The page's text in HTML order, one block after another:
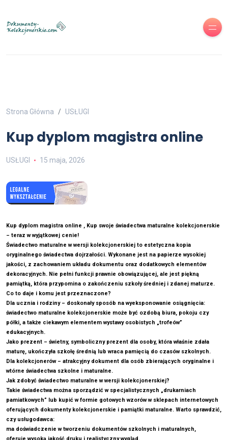
Strona Główna USŁUGI
Kup dyplom magistra online
USŁUGI 15 maja, 2026
Kup dyplom magistra online , Kup swoje świadectwa maturalne kolekcjonerskie
– teraz w wyjątkowej cenie!
Świadectwo maturalne w wersji kolekcjonerskiej to estetyczna kopia
oryginalnego świadectwa dojrzałości. Wykonane jest na papierze wysokiej
jakości, z zachowaniem układu dokumentu oraz dodatkowych elementów
dekoracyjnych. Nie pełni funkcji prawnie obowiązującej, ale jest piękną
pamiątką, która przypomina o zakończeniu szkoły średniej i zdanej maturze.
Co to daje i komu jest przeznaczone?
Dla ucznia i rodziny – doskonały sposób na wyeksponowanie osiągnięcia:
świadectwo maturalne kolekcjonerskie może być ozdobą biura, pokoju czy
półki, a także ciekawym elementem wystawy osobistych „trofeów”
edukacyjnych.
Jako prezent – świetny, symboliczny prezent dla osoby, która właśnie zdała
maturę, ukończyła szkołę średnią lub wraca pamięcią do czasów szkolnych.
Dla kolekcjonerów – atrakcyjny dokument dla osób zbierających oryginalne i
wtórne świadectwa szkolne i maturalne.
Jak zdobyć świadectwo maturalne w wersji kolekcjonerskiej?
Takie świadectwa można sporządzić w specjalistycznych „drukarniach
pamiatkowych” lub kupić w formie gotowych wzorów w sklepach internetowych
oferujących dokumenty kolekcjonerskie i pamiątki maturalne. Warto sprawdzić,
czy usługodawca:
ma doświadczenie w tworzeniu dokumentów szkolnych i maturalnych,